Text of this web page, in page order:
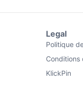
Legal
Politique
Conditions
KlickPin